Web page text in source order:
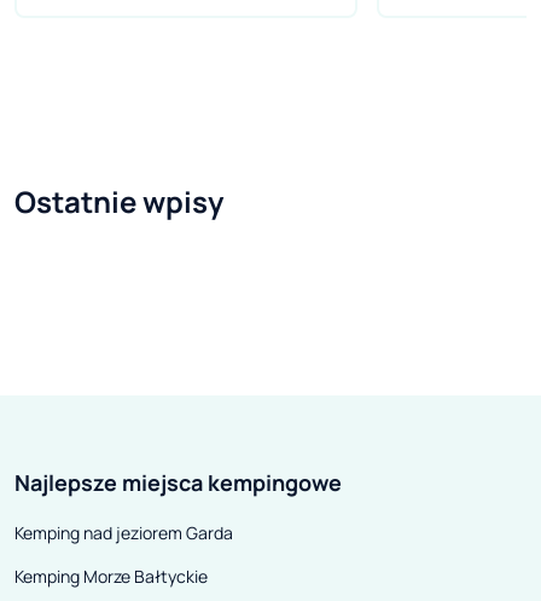
zapięciem z hipermarketu. Już w
Ostatnie wpisy
Najlepsze miejsca kempingowe
Kemping nad jeziorem Garda
Kemping Morze Bałtyckie